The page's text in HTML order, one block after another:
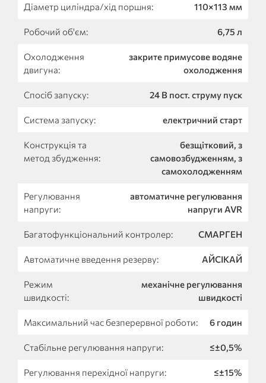
Діаметр циліндра/хід поршня: 110×113 мм
Робочий об'єм: 6,75 л
Охолодження
двигуна:
закрите примусове водяне
охолодження
Спосіб запуску: 24 В пост. струму пуск
Система запуску: електричний старт
Конструкція та
метод збудження:
безщітковий, з
самовозбудженням, з
самохолодженням
Регулювання
напруги:
автоматичне регулювання
напруги AVR
Багатофункціональний контролер: СМАРГЕН
Автоматичне введення резерву: АЙСІКАЙ
Режим
швидкості:
механічне регулювання
швидкості
Максимальний час безперервної роботи: 6 годин
Стабільне регулювання напруги: ≤±0,5%
Регулювання перехідної напруги: ≤±15%